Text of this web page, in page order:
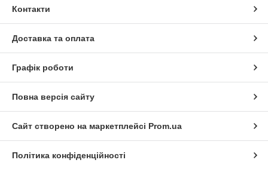
Контакти
Доставка та оплата
Графік роботи
Повна версія сайту
Сайт створено на маркетплейсі Prom.ua
Політика конфіденційності